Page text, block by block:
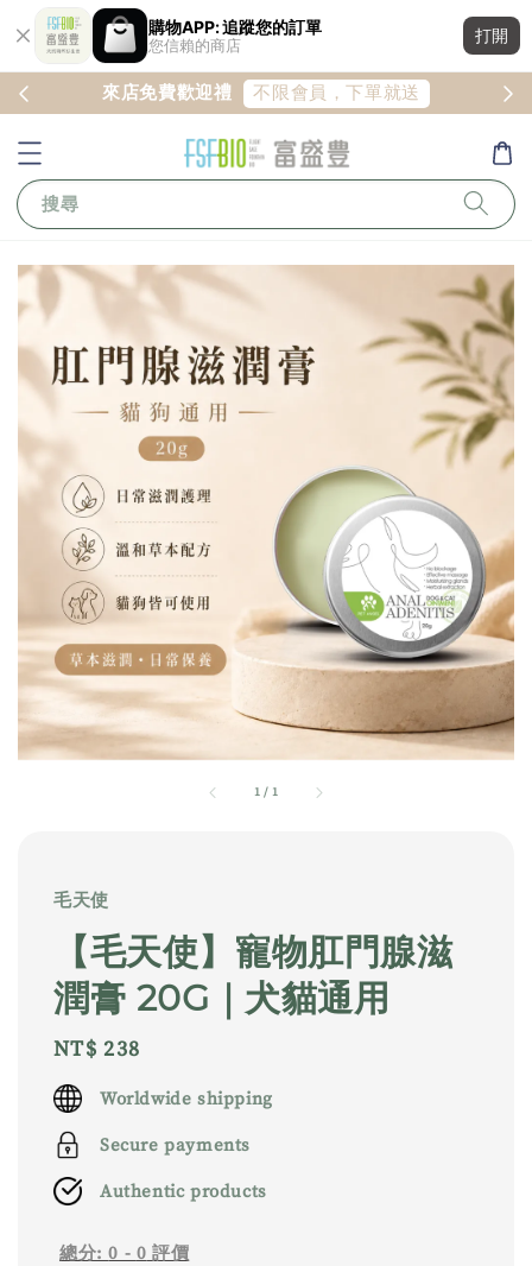
購物APP: 追蹤您的訂單
您信賴的商店
打開
冊 來店免費歡迎禮 不限會員，下單就送
搜尋
1 / 1
毛天使
【毛天使】寵物肛門腺滋
潤膏 20G｜犬貓通用
Regular
price
NT$ 238
Worldwide shipping
Secure payments
Authentic products
總分:0 - 0 評價